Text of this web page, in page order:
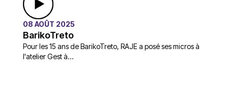
08 AOÛT 2025
BarikoTreto
Pour les 15 ans de BarikoTreto, RAJE a posé ses micros à
l'atelier Gest à...